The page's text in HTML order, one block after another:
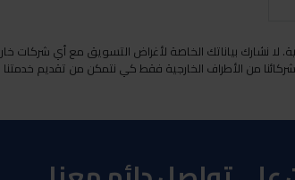
لا نشارك بياناتك الخاصة لأغراض التسويق مع أي شركات
من الأطراف الخارجية فقط كي نتمكن من تقديم خدمتنا